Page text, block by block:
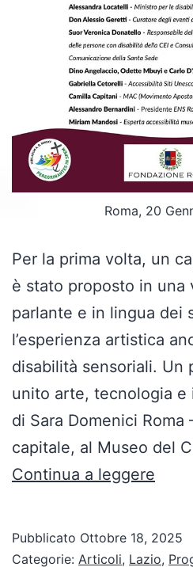
Roma, 20
Per la prima volta, un
è stato proposto in una
parlante e in lingua dei
l’esperienza artistica
disabilità sensoriali. Un
unito arte, tecnologia e
di Sara Domenici Roma
capitale, al Museo del
Continua a leggere
di
Pubblicato Ottobre 18, 2025
Categorie: Articoli, Lazio,